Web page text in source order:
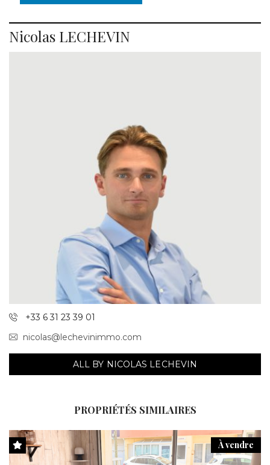
Nicolas LECHEVIN
+33 6 31 23 39 01
nicolas@lechevinimmo.com
ALL BY NICOLAS LECHEVIN
PROPRIÉTÉS SIMILAIRES
À vendre